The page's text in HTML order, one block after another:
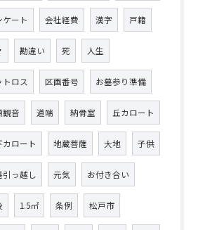
ケート 会社経費 漢字 戸籍
勘違い 死 人生
トロス 区画番号 お墓参り準備
観音 道端 納骨室 丘カロート
カロート 地蔵菩薩 大地 子供
引っ越し 元気 お付き合い
1.5㎡ 条例 松戸市